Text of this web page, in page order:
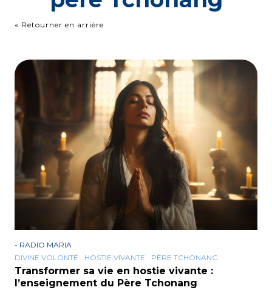
« Retourner en arrière
- RADIO MARIA
DIVINE VOLONTÉ
HOSTIE VIVANTE PÈRE TCHONANG
Transformer sa vie en hostie vivante :
l’enseignement du Père Tchonang